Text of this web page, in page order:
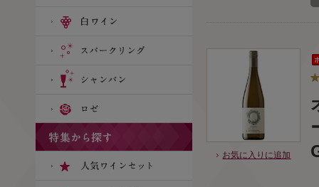
お気に入りに追加